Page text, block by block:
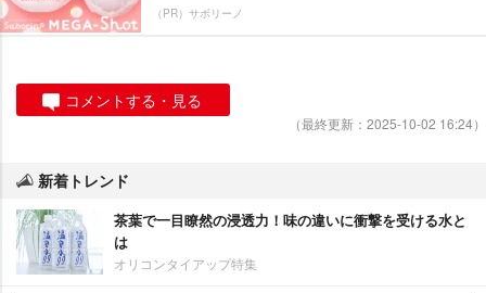
（PR）サボリーノ
コメントする・見る
（最終更新：2025-10-02 16:24）
新着トレンド
茶葉で一目瞭然の浸透力！味の違いに衝撃を受ける水と
は
オリコンタイアップ特集